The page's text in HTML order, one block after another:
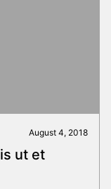
August 4, 2018
ut et